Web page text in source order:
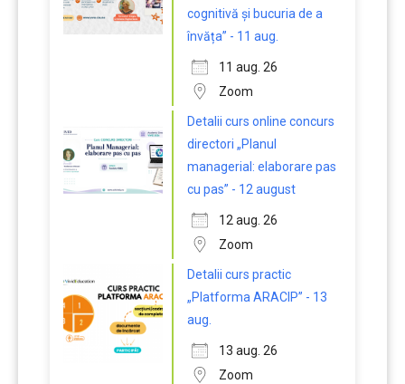
cognitivă și bucuria de a
învăța” - 11 aug.
11 aug. 26
Zoom
Detalii curs online concurs
directori „Planul
managerial: elaborare pas
cu pas” - 12 august
12 aug. 26
Zoom
Detalii curs practic
„Platforma ARACIP” - 13
aug.
13 aug. 26
Zoom